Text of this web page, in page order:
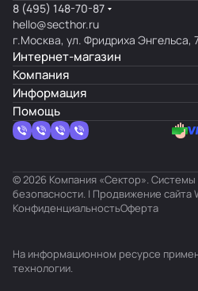
8 (495) 148-70-87
hello@secthor.ru
г.Москва, ул. Фридриха Энгельса,
Интернет-магазин
Компания
Информация
Помощь
© 2026 Компания «Сектор».
безопасности. | Продвижение сайта
КонфиденциальностьОферта
На информационном ресурсе
технологии.